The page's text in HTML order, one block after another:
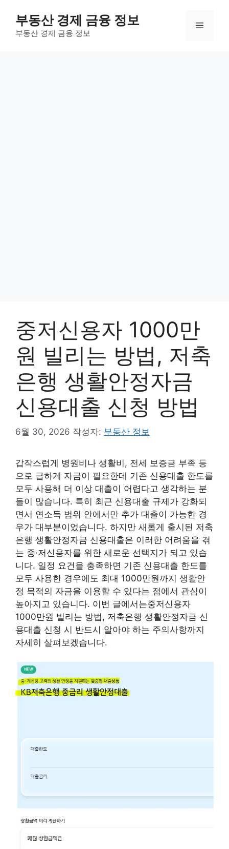
부동산 경제 금융 정보
부동산 경제 금융 정보
메
중저신용자 1000만
원 빌리는 방법, 저축
은행 생활안정자금
신용대출 신청 방법
6월 30, 2026 작성자: 부동산 정보
갑작스럽게 병원비나 생활비, 전세 보증금 부족 등
으로 급하게 자금이 필요한데 기존 신용대출 한도를
모두 사용해 더 이상 대출이 어렵다고 생각하는 분
들이 많습니다. 특히 최근 신용대출 규제가 강화되
면서 연소득 범위 안에서만 추가 대출이 가능한 경
우가 대부분이었습니다. 하지만 새롭게 출시된 저축
은행 생활안정자금 신용대출은 이러한 어려움을 겪
는 중·저신용자를 위한 새로운 선택지가 되고 있습
니다. 일정 요건을 충족하면 기존 신용대출 한도를
모두 사용한 경우에도 최대 1000만원까지 생활안
정 목적의 자금을 이용할 수 있다는 점에서 관심이
높아지고 있습니다. 이번 글에서는중저신용자
1000만원 빌리는 방법, 저축은행 생활안정자금 신
용대출 신청 시 반드시 알아야 하는 주의사항까지
자세히 살펴보겠습니다.